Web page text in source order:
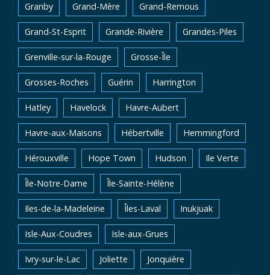
Granby Grand-Mère Grand-Remous
Grand-St-Esprit Grande-Rivière Grandes-Piles
Grenville-sur-la-Rouge Grosse-Île
Grosses-Roches Guérin Harrington
Hatley Havelock Havre-Aubert
Havre-aux-Maisons Hébertville Hemmingford
Hérouxville Hope Town Hudson Ile Verte
Île-Notre-Dame Île-Sainte-Hélène
Iles-de-la-Madeleine Îles-Laval Inukjuak
Isle-Aux-Coudres Isle-aux-Grues
Ivry-sur-le-Lac Joliette Jonquière